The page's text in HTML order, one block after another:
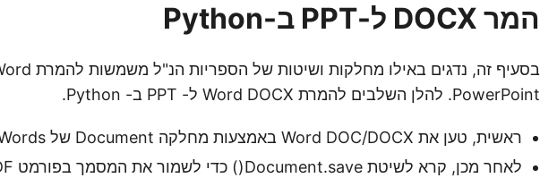
המר DOCX ל-PPT ב-Python
PowerPoint. להלן השלבים להמרת Word DOCX ל- PPT ב- Python.
ראשית, טען את Word DOC/DOCX באמצעות מחלקה Document של Aspose.Words.
לאחר מכן, קרא לשיטת Document.save() כדי לשמור את המסמך בפורמט PDF.